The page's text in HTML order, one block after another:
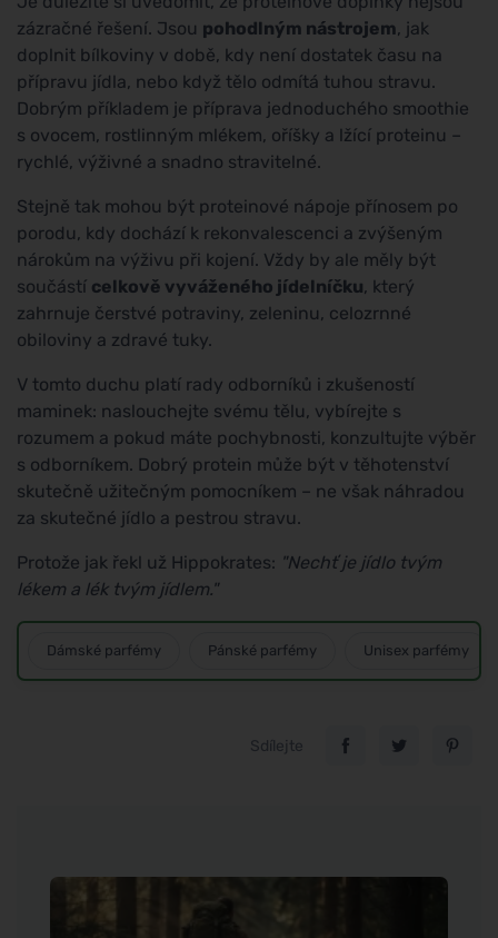
zázračné řešení. Jsou pohodlným nástrojem, jak
doplnit bílkoviny v době, kdy není dostatek času na
přípravu jídla, nebo když tělo odmítá tuhou stravu.
Dobrým příkladem je příprava jednoduchého smoothie
s ovocem, rostlinným mlékem, oříšky a lžící proteinu –
rychlé, výživné a snadno stravitelné.
Stejně tak mohou být proteinové nápoje přínosem po
porodu, kdy dochází k rekonvalescenci a zvýšeným
nárokům na výživu při kojení. Vždy by ale měly být
součástí celkově vyváženého jídelníčku, který
zahrnuje čerstvé potraviny, zeleninu, celozrnné
obiloviny a zdravé tuky.
V tomto duchu platí rady odborníků i zkušeností
maminek: naslouchejte svému tělu, vybírejte s
rozumem a pokud máte pochybnosti, konzultujte výběr
s odborníkem. Dobrý protein může být v těhotenství
skutečně užitečným pomocníkem – ne však náhradou
za skutečné jídlo a pestrou stravu.
Protože jak řekl už Hippokrates: "Nechť je jídlo tvým
lékem a lék tvým jídlem."
Dámské parfémy Pánské parfémy Unisex parfémy
Sdílejte